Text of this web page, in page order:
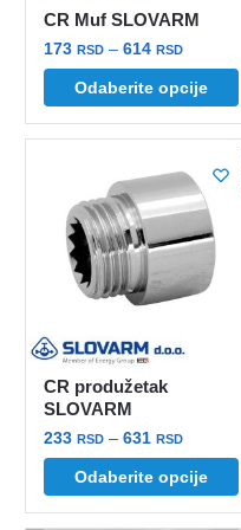
CR Muf SLOVARM
173RSD – 614RSDRaspon
cena:
od
173 rsd
614 rsd
Odaberite opcije
Ovaj
ima
varijanti.
Opcije
mogu
na
proizvoda.
CR produžetak
SLOVARM
233RSD – 631RSDRaspon
cena:
od
233 rsd
Odaberite opcije
Ovaj